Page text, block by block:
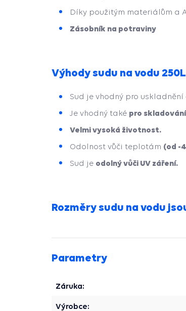
Díky použitým materiálům a
Zásobník na potraviny
Výhody sudu na vodu 250L
Sud je vhodný pro uskladnění
Je vhodný také pro
Velmi vysoká životnost.
Odolnost vůči teplotám (od -
Sud je odolný vůči UV záření.
Rozměry sudu na vodu
Parametry
Záruka:
Výrobce: